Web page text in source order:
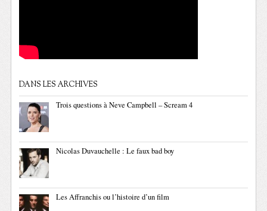
DANS LES ARCHIVES
Trois questions à Neve Campbell – Scream 4
Nicolas Duvauchelle : Le faux bad boy
Les Affranchis ou l’histoire d’un film